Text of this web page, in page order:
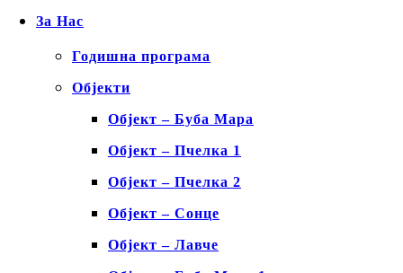
За Нас
Годишна програма
Објекти
Објект – Буба Мара
Објект – Пчелка 1
Објект – Пчелка 2
Објект – Сонце
Објект – Лавче